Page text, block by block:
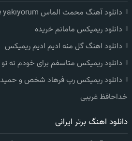
دانلود آهنگ محمت الماس gidene yakıyorum
دانلود ریمیکس مامانم خریده
دانلود اهنگ گل منه ادیم ادیم ریمیکس
دانلود ریمیکس متاسفم برای خودم نه تو
دانلود ریمیکس رپ فرهاد شخص و
خداحافظ غریبی
دانلود اهنگ برتر ایرانی